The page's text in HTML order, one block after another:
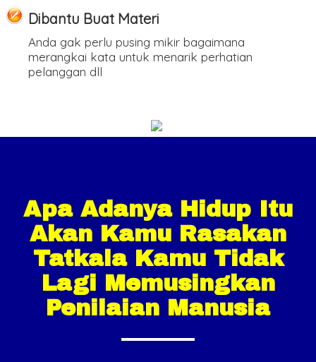
Dibantu Buat Materi
Anda gak perlu pusing mikir bagaimana
merangkai kata untuk menarik perhatian
pelanggan dll
Apa Adanya Hidup Itu
Akan Kamu Rasakan
Tatkala Kamu Tidak
Lagi Memusingkan
Penilaian Manusia